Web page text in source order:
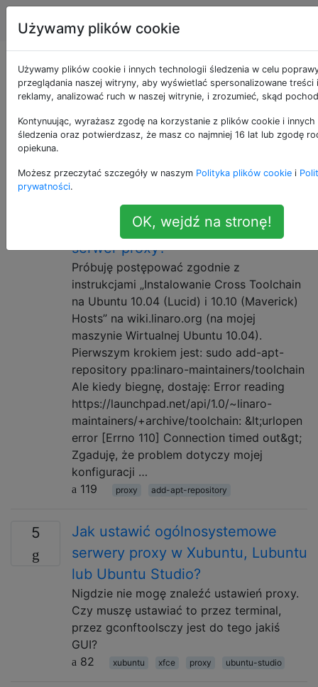
Ubuntu Tagi
Pytania otagowane
jako proxy
Metoda łączenia się z Internetem za pośrednictwem
pośrednika (serwera proxy), który obsługuje
połączenia i przekierowuje je.
Jak uzyskać repozytorium add-
apt-repozytorium do pracy przez
serwer proxy?
Próbuję postępować zgodnie z
instrukcjami „Instalowanie Cross Toolchain
na Ubuntu 10.04 (Lucid) i 10.10 (Maverick)
Hosts” na wiki.linaro.org (na mojej
maszynie Wirtualnej Ubuntu 10.04).
Pierwszym krokiem jest: sudo add-apt-
repository ppa:linaro-maintainers/toolchain
Ale kiedy biegnę, dostaję: Error reading
https://launchpad.net/api/1.0/~linaro-
maintainers/+archive/toolchain: &lt;urlopen
error [Errno 110] Connection timed out&gt;
Zgaduję, że problem dotyczy mojej
konfiguracji …
119
proxy add-apt-repository
5
Jak ustawić ogólnosystemowe
serwery proxy w Xubuntu, Lubuntu
lub Ubuntu Studio?
Nigdzie nie mogę znaleźć ustawień proxy.
Czy muszę ustawiać to przez terminal,
przez gconftoolsczy jest do tego jakiś
GUI?
82
xubuntu xfce proxy ubuntu-studio
Używamy plików cookie
Używamy plików cookie i innych technologii śledzenia w celu
przeglądania naszej witryny, aby wyświetlać spersonalizowane treści
reklamy, analizować ruch w naszej witrynie, i zrozumieć, skąd
Kontynuując, wyrażasz zgodę na korzystanie z plików cookie i
śledzenia oraz potwierdzasz, że masz co najmniej 16 lat lub zgodę
opiekuna.
Możesz przeczytać szczegóły w naszym Polityka plików cookie i
prywatności.
OK, wejdź na stronę!